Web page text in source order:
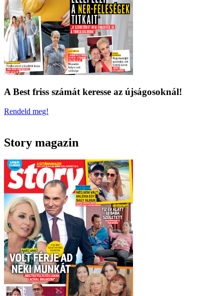
A Best friss számát keresse az újságosoknál!
Rendeld meg!
Story magazin